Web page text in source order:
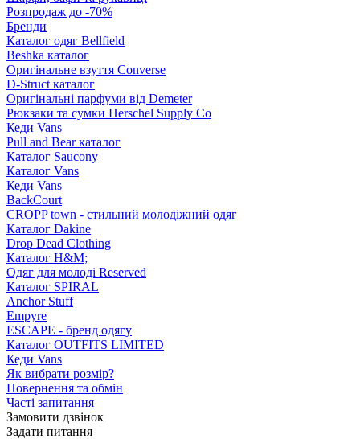
Розпродаж до -70%
Бренди
Каталог одяг Bellfield
Beshka каталог
Оригінальне взуття Converse
D-Struct каталог
Оригінальні парфуми від Demeter
Рюкзаки та сумки Herschel Supply Co
Кеди Vans
Pull and Bear каталог
Каталог Saucony
Каталог Vans
Кеди Vans
BackCourt
CROPP town - стильний молодіжний одяг
Каталог Dakine
Drop Dead Clothing
Каталог H&M;
Одяг для молоді Reserved
Каталог SPIRAL
Anchor Stuff
Empyre
ESCAPE - бренд одягу
Каталог OUTFITS LIMITED
Кеди Vans
Як вибрати розмір?
Повернення та обмін
Часті запитання
Замовити дзвінок
Задати питання